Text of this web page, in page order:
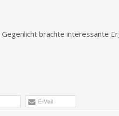
brachte interessante
E-Mail